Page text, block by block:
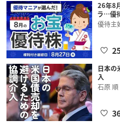
26年8
ラ…優
優待主
日本の
入
石原 順